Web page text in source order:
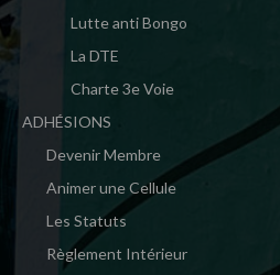
Lutte anti Bongo
La DTE
Charte 3e Voie
ADHÉSIONS
Devenir Membre
Animer une Cellule
Les Statuts
Règlement Intérieur